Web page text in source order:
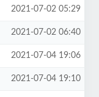
2021-07-02 05:29
2021-07-02 06:40
2021-07-04 19:06
2021-07-04 19:10